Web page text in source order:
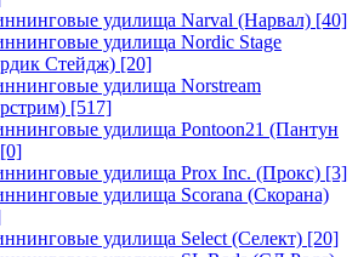
удилища Narval (Нарвал) [40]
удилища Nordic Stage
Стейдж) [20]
удилища Norstream
[517]
удилища Pontoon21 (Пантун
[0]
удилища Prox Inc. (Прокс) [3]
удилища Scorana (Скорана)
удилища Select (Селект) [20]